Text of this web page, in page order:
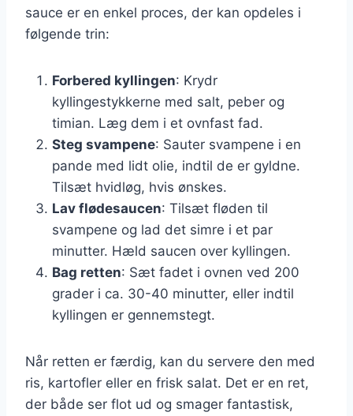
sauce er en enkel proces, der kan opdeles i
følgende trin:
Forbered kyllingen: Krydr
kyllingestykkerne med salt, peber og
timian. Læg dem i et ovnfast fad.
Steg svampene: Sauter svampene i en
pande med lidt olie, indtil de er gyldne.
Tilsæt hvidløg, hvis ønskes.
Lav flødesaucen: Tilsæt fløden til
svampene og lad det simre i et par
minutter. Hæld saucen over kyllingen.
Bag retten: Sæt fadet i ovnen ved 200
grader i ca. 30-40 minutter, eller indtil
kyllingen er gennemstegt.
Når retten er færdig, kan du servere den med
ris, kartofler eller en frisk salat. Det er en ret,
der både ser flot ud og smager fantastisk,